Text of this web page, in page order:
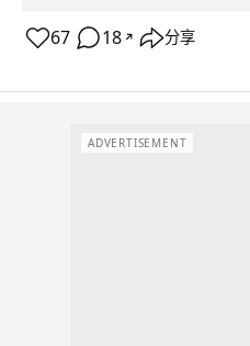
67 18 ↗ 分享
ADVERTISEMENT